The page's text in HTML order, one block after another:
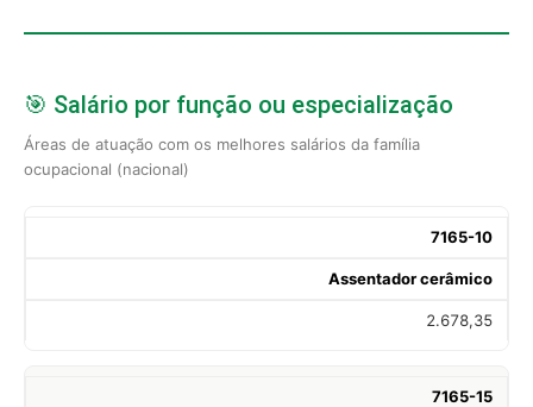
🎯 Salário por função ou especialização
Áreas de atuação com os melhores salários da família
ocupacional (nacional)
7165-10
Assentador cerâmico
2.678,35
7165-15